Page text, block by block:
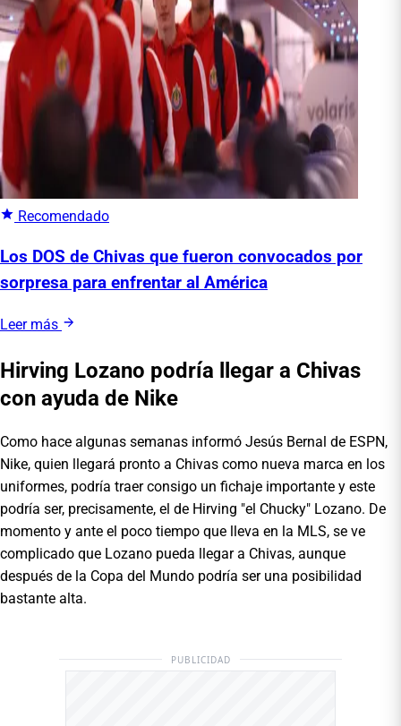
Recomendado
Los DOS de Chivas que fueron convocados por
sorpresa para enfrentar al América
Leer más
Hirving Lozano podría llegar a Chivas
con ayuda de Nike
Como hace algunas semanas informó Jesús Bernal de ESPN,
Nike, quien llegará pronto a Chivas como nueva marca en los
uniformes, podría traer consigo un fichaje importante y este
podría ser, precisamente, el de Hirving "el Chucky" Lozano. De
momento y ante el poco tiempo que lleva en la MLS, se ve
complicado que Lozano pueda llegar a Chivas, aunque
después de la Copa del Mundo podría ser una posibilidad
bastante alta.
PUBLICIDAD